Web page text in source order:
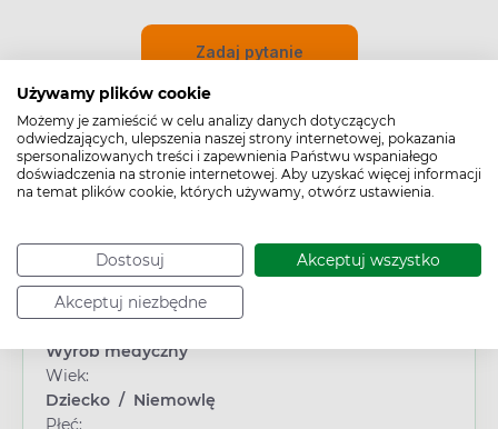
Używamy plików cookie
Możemy je zamieścić w celu analizy danych dotyczących
odwiedzających, ulepszenia naszej strony internetowej, pokazania
spersonalizowanych treści i zapewnienia Państwu wspaniałego
doświadczenia na stronie internetowej. Aby uzyskać więcej informacji
na temat plików cookie, których używamy, otwórz ustawienia.
Dostosuj Akceptuj wszystko
Akceptuj niezbędne
Zadaj pytanie
Cechy produktu
Wyrób medyczny
Wiek:
Dziecko / Niemowlę
Płeć: